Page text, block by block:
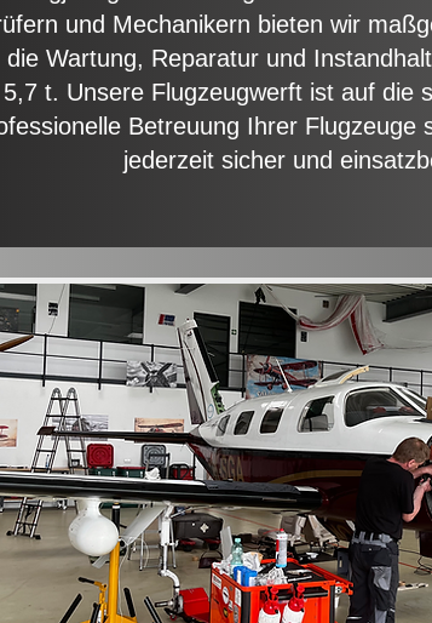
und Mechanikern bieten wir
die Wartung, Reparatur und
5,7 t. Unsere Flugzeugwerft ist auf die
Betreuung Ihrer Flugzeuge
jederzeit sicher und